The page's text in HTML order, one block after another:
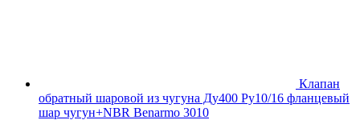
Клапан
обратный шаровой из чугуна Ду400 Ру10/16 фланцевый
шар чугун+NBR Benarmo 3010